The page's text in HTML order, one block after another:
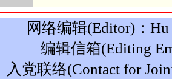
网络编辑(Editor)：
编辑信箱(Editing
入党联络(Contact for